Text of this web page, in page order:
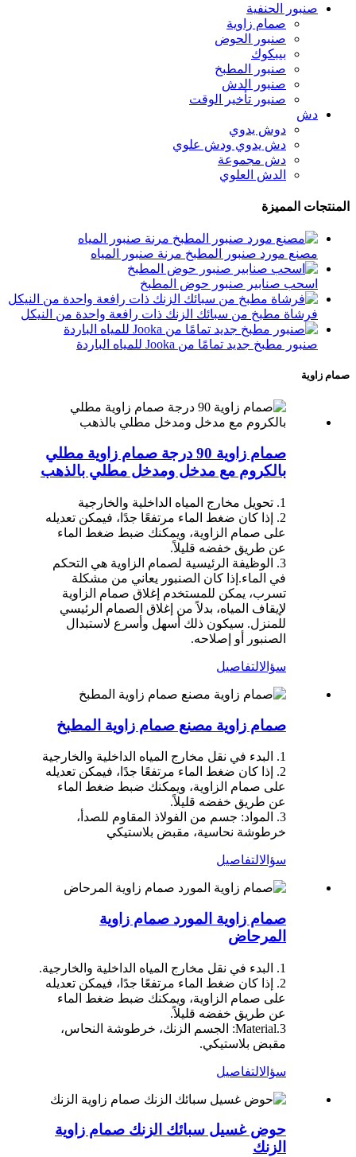
صنبور الحنفية
صمام زاوية
صنبور الحوض
بيبكوك
صنبور المطبخ
صنبور الدش
صنبور تأخير الوقت
دش
دوش يدوي
دش يدوي ودش علوي
دش مجموعة
الدش العلوي
المنتجات المميزة
مصنع مورد صنبور المطبخ مرنة صنبور المياه
اسحب صنابير صنبور حوض المطبخ
فرشاة مطبخ من سبائك الزنك ذات رافعة واحدة من النيكل
صنبور مطبخ جديد تمامًا من Jooka للمياه الباردة
صمام زاوية
صمام زاوية 90 درجة صمام زاوية مطلي
بالكروم مع مدخل ومدخل مطلي بالذهب
1. تحويل مخارج المياه الداخلية والخارجية
2. إذا كان ضغط الماء مرتفعًا جدًا، فيمكن تعديله
على صمام الزاوية، ويمكنك ضبط ضغط الماء
عن طريق خفضه قليلاً.
3. الوظيفة الرئيسية لصمام الزاوية هي التحكم
في الماء.إذا كان الصنبور يعاني من مشكلة
تسرب، يمكن للمستخدم إغلاق صمام الزاوية
لإيقاف المياه، بدلاً من إغلاق الصمام الرئيسي
للمنزل. سيكون ذلك أسهل وأسرع لاستبدال
الصنبور أو إصلاحه.
سؤالالتفاصيل
صمام زاوية مصنع صمام زاوية المطبخ
1. البدء في نقل مخارج المياه الداخلية والخارجية
2. إذا كان ضغط الماء مرتفعًا جدًا، فيمكن تعديله
على صمام الزاوية، ويمكنك ضبط ضغط الماء
عن طريق خفضه قليلاً.
3. المواد: جسم من الفولاذ المقاوم للصدأ،
خرطوشة نحاسية، مقبض بلاستيكي
سؤالالتفاصيل
صمام زاوية المورد صمام زاوية
المرحاض
1. البدء في نقل مخارج المياه الداخلية والخارجية.
2. إذا كان ضغط الماء مرتفعًا جدًا، فيمكن تعديله
على صمام الزاوية، ويمكنك ضبط ضغط الماء
عن طريق خفضه قليلاً.
3.Material: الجسم الزنك، خرطوشة النحاس،
مقبض بلاستيكي.
سؤالالتفاصيل
حوض غسيل سبائك الزنك صمام زاوية
الزنك